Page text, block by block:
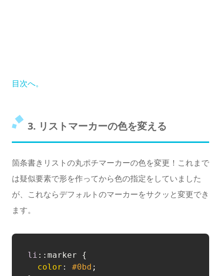
目次へ。
3. リストマーカーの色を変える
箇条書きリストの丸ポチマーカーの色を変更！これまで
は疑似要素で形を作ってから色の指定をしていました
が、これならデフォルトのマーカーをサクッと変更でき
ます。
li ::marker {
color : #0bd ;